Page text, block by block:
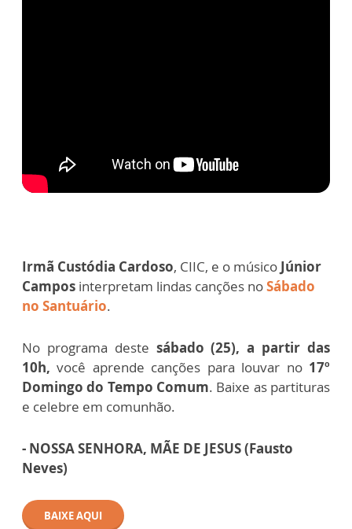
Irmã Custódia Cardoso, CIIC, e o músico Júnior
Campos interpretam lindas canções noSábado
no Santuário.
No programa deste sábado (25), a partir das
10h, você aprende canções para louvar no 17º
Domingo do Tempo Comum. Baixe as partituras
e celebre em comunhão.
- NOSSA SENHORA, MÃE DE JESUS (Fausto
Neves)
BAIXE AQUI